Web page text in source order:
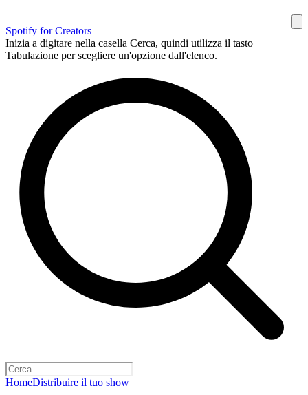
Spotify for Creators
Inizia a digitare nella casella Cerca, quindi utilizza il tasto
Tabulazione per scegliere un'opzione dall'elenco.
HomeDistribuire il tuo show